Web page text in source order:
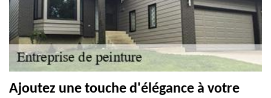
Ajoutez une touche d'élégance à votre